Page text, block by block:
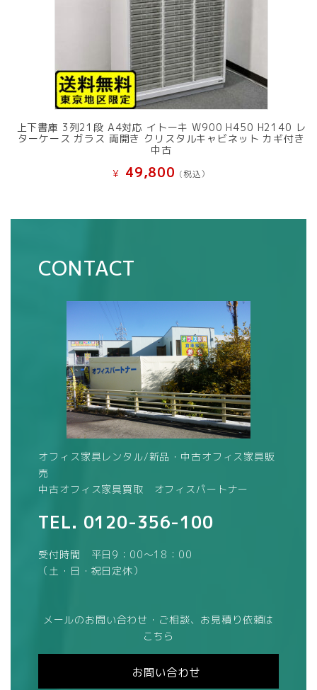
上下書庫 3列21段 A4対応 イトーキ W900 H450 H2140 レ
ターケース ガラス 両開き クリスタルキャビネット カギ付き
中古
¥ 49,800 (税込）
CONTACT
オフィス家具レンタル/新品・中古オフィス家具販
売
中古オフィス家具買取 オフィスパートナー
TEL. 0120-356-100
受付時間 平日9：00～18：00
（土・日・祝日定休）
メールのお問い合わせ・ご相談、お見積り依頼は
こちら
お問い合わせ